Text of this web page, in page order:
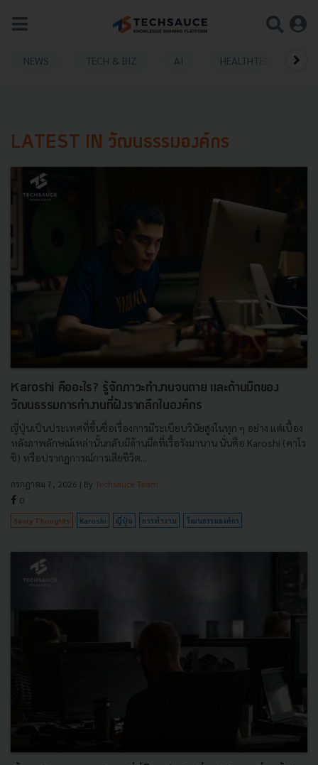
NEWS TECH & BIZ AI HEALTHTECH
LATEST IN วัฒนธรรมองค์กร
Karoshi คืออะไร? รู้จักภาวะทำงานจนตาย และด้านมืดของ
วัฒนธรรมการทำงานที่ฝังรากลึกในองค์กร
ญี่ปุ่นเป็นประเทศที่ขึ้นชื่อเรื่องการมีระเบียบวินัยสูงในทุก ๆ อย่าง แต่เบื้อง
หลังภาพลักษณ์เหล่านั้นกลับมีด้านมืดที่เรื้อรังมานาน นั่นคือ Karoshi (คาโร
ชิ) หรือปรากฏการณ์การเสียชีวิต...
กรกฎาคม 7, 2026 | By Techsauce Team
0
Saucy Thoughts Karoshi ญี่ปุ่น การทำงาน วัฒนธรรมองค์กร